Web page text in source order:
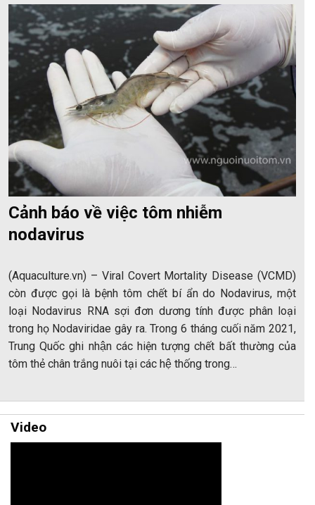
Cảnh báo về việc tôm nhiễm
nodavirus
(Aquaculture.vn) – Viral Covert Mortality Disease (VCMD)
còn được gọi là bệnh tôm chết bí ẩn do Nodavirus, một
loại Nodavirus RNA sợi đơn dương tính được phân loại
trong họ Nodaviridae gây ra. Trong 6 tháng cuối năm 2021,
Trung Quốc ghi nhận các hiện tượng chết bất thường của
tôm thẻ chân trắng nuôi tại các hệ thống trong…
Video